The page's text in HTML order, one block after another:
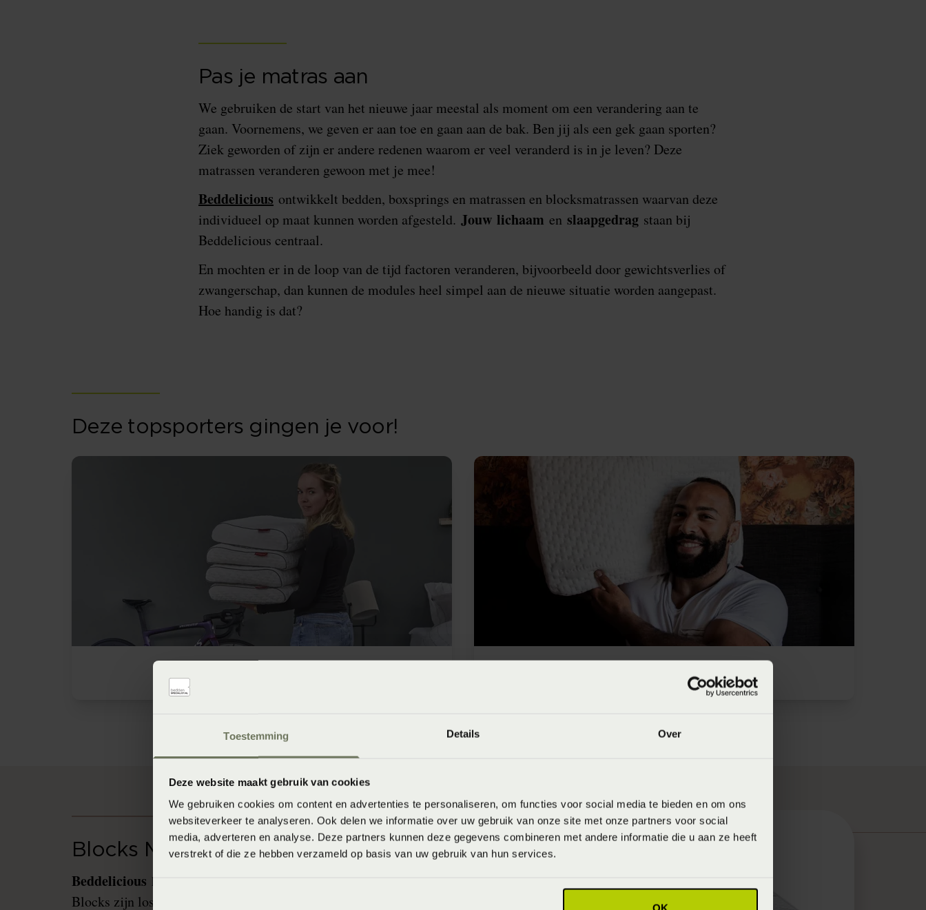
Toestemming Details Over
Deze website maakt gebruik van cookies
We gebruiken cookies om content en advertenties te personaliseren, om functies voor social media te bieden en om ons
websiteverkeer te analyseren. Ook delen we informatie over uw gebruik van onze site met onze partners voor social
media, adverteren en analyse. Deze partners kunnen deze gegevens combineren met andere informatie die u aan ze heeft
verstrekt of die ze hebben verzameld op basis van uw gebruik van hun services.
Pas je matras aan
We gebruiken de start van het nieuwe jaar meestal als moment om een verandering aan te
gaan. Voornemens, we geven er aan toe en gaan aan de bak. Ben jij als een gek gaan sporten?
Ziek geworden of zijn er andere redenen waarom er veel veranderd is in je leven? Deze
matrassen veranderen gewoon met je mee!
Beddelicious ontwikkelt bedden, boxsprings en matrassen en blocksmatrassen waarvan deze
individueel op maat kunnen worden afgesteld. Jouw lichaam en slaapgedrag staan bij
Beddelicious centraal.
En mochten er in de loop van de tijd factoren veranderen, bijvoorbeeld door gewichtsverlies of
zwangerschap, dan kunnen de modules heel simpel aan de nieuwe situatie worden aangepast.
Hoe handig is dat?
Deze topsporters gingen je voor!
Blocks Matrassen
Beddelicious heeft het innovatieve
Blocks zijn losse matrasblokken met ieder een eigen hardheid.